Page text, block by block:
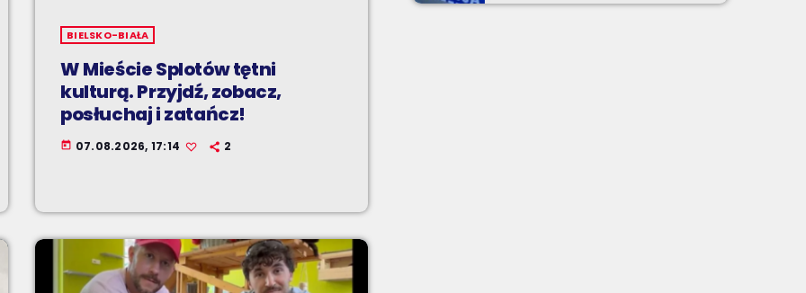
BIELSKO-BIAŁA
W Mieście Splotów tętni
kulturą. Przyjdź, zobacz,
posłuchaj i zatańcz!
today 07.08.2026, 17:14 2